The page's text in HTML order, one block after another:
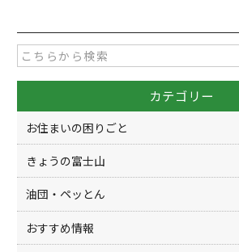
e
b
o
o
k
er
カテゴリー
お住まいの困りごと
きょうの富士山
油団・ペッとん
おすすめ情報